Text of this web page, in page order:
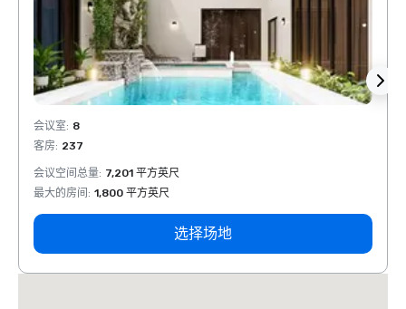
会议室: 8
客房: 237
会议空间总量: 7,201 平方英尺
最大的房间 : 1,800 平方英尺
选择场地